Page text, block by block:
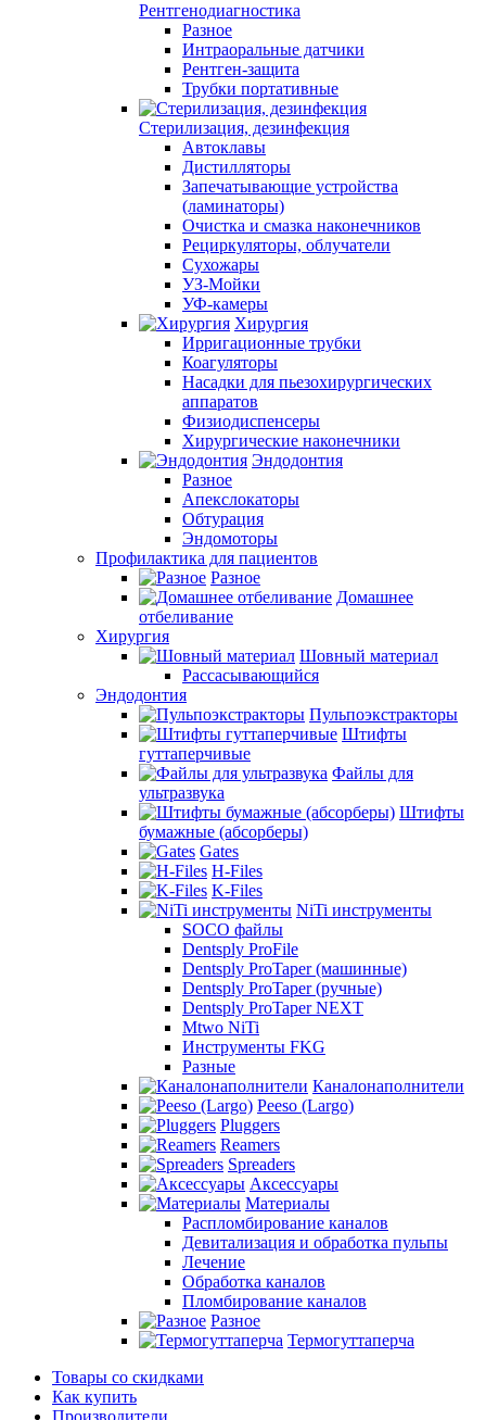
Рентгенодиагностика
Разное
Интраоральные датчики
Рентген-защита
Трубки портативные
Стерилизация, дезинфекция
Автоклавы
Дистилляторы
Запечатывающие устройства
(ламинаторы)
Очистка и смазка наконечников
Рециркуляторы, облучатели
Сухожары
УЗ-Мойки
УФ-камеры
Хирургия
Ирригационные трубки
Коагуляторы
Насадки для пьезохирургических
аппаратов
Физиодиспенсеры
Хирургические наконечники
Эндодонтия
Разное
Апекслокаторы
Обтурация
Эндомоторы
Профилактика для пациентов
Разное
Домашнее
отбеливание
Хирургия
Шовный материал
Рассасывающийся
Эндодонтия
Пульпоэкстракторы
Штифты
гуттаперчивые
Файлы для
ультразвука
Штифты
бумажные (абсорберы)
Gates
H-Files
K-Files
NiTi инструменты
SOCO файлы
Dentsply ProFile
Dentsply ProTaper (машинные)
Dentsply ProTaper (ручные)
Dentsply ProTaper NEXT
Mtwo NiTi
Инструменты FKG
Разные
Каналонаполнители
Peeso (Largo)
Pluggers
Reamers
Spreaders
Аксессуары
Материалы
Распломбирование каналов
Девитализация и обработка пульпы
Лечение
Обработка каналов
Пломбирование каналов
Разное
Термогуттаперча
Товары со скидками
Как купить
Производители